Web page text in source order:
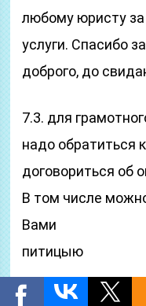
любому юристу
услуги. Спасибо
доброго, до
7.3. для
надо обратиться
договориться об
В том числе
Вами
питицыю
8.1. правила